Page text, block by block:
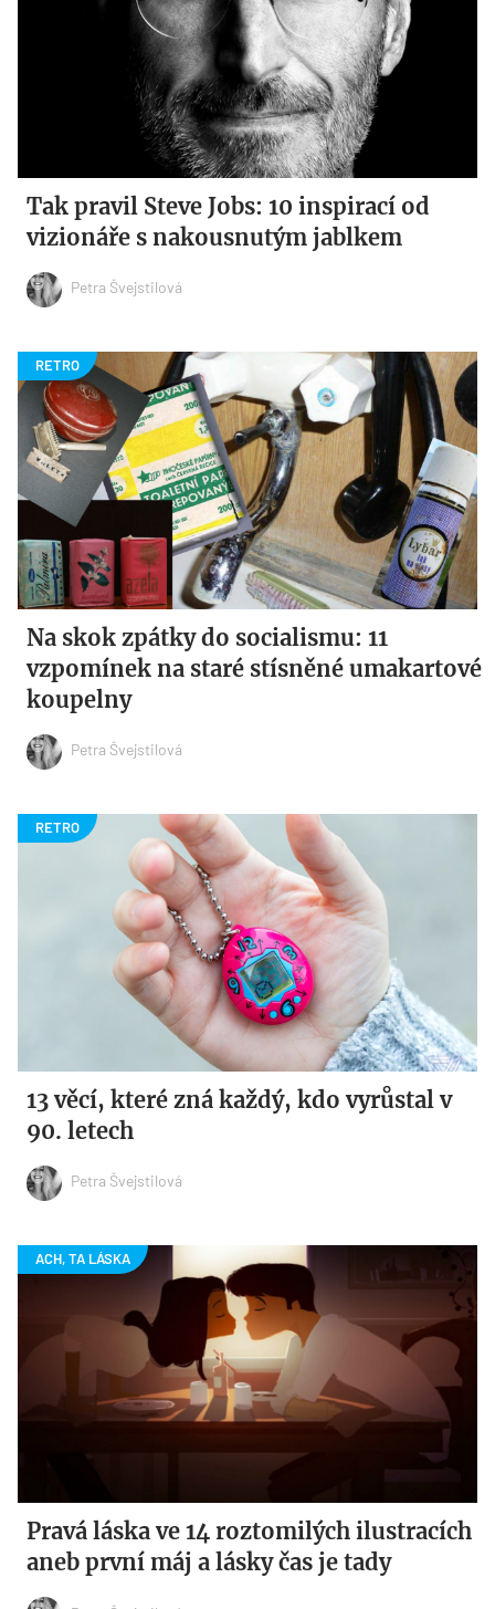
Tak pravil Steve Jobs: 10 inspirací od
vizionáře s nakousnutým jablkem
Petra Švejstilová
Na skok zpátky do socialismu: 11
vzpomínek na staré stísněné umakartové
koupelny
Petra Švejstilová
13 věcí, které zná každý, kdo vyrůstal v
90. letech
Petra Švejstilová
Pravá láska ve 14 roztomilých ilustracích
aneb první máj a lásky čas je tady